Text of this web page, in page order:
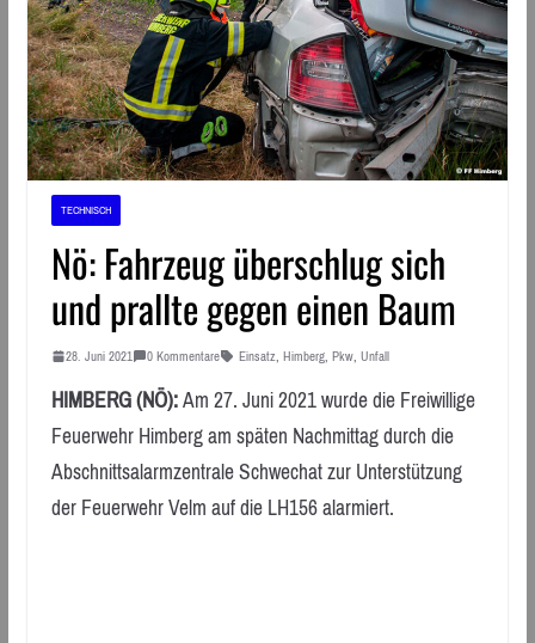
TECHNISCH
Nö: Fahrzeug überschlug sich
und prallte gegen einen Baum
28. Juni 2021 0 Kommentare Einsatz, Himberg, Pkw, Unfall
HIMBERG (NÖ):Am 27. Juni 2021 wurde die Freiwillige
Feuerwehr Himberg am späten Nachmittag durch die
Abschnittsalarmzentrale Schwechat zur Unterstützung
der Feuerwehr Velm auf die LH156 alarmiert.